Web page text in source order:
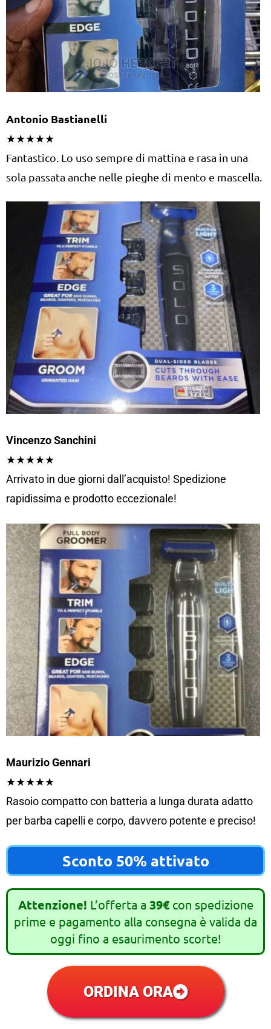
Antonio Bastianelli
★★★★★
Fantastico. Lo uso sempre di mattina e rasa in una
sola passata anche nelle pieghe di mento e mascella.
Vincenzo Sanchini
★★★★★
Arrivato in due giorni dall’acquisto! Spedizione
rapidissima e prodotto eccezionale!
Maurizio Gennari
★★★★★
Rasoio compatto con batteria a lunga durata adatto
per barba capelli e corpo, davvero potente e preciso!
Sconto 50% attivato
Attenzione! L’offerta a 39€con spedizione
prime e pagamento alla consegna è valida da
oggi fino a esaurimento scorte!
ORDINA ORA